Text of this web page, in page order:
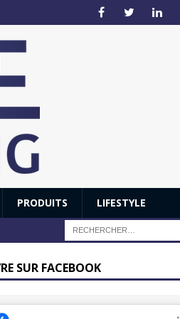
PRODUITS LIFESTYLE
SUR FACEBOOK